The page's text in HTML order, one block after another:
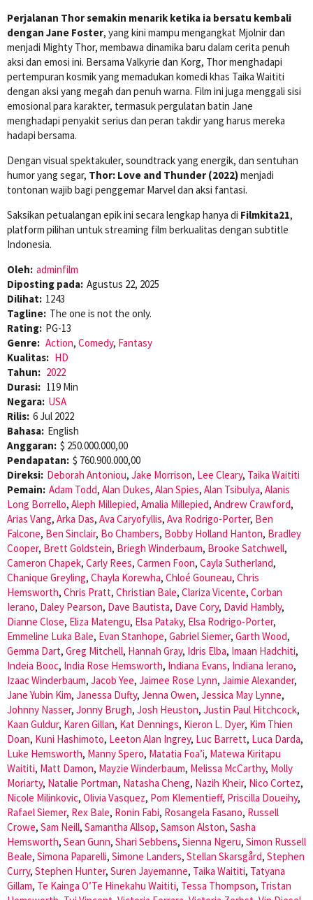
Perjalanan Thor semakin menarik ketika ia bersatu kembali
dengan Jane Foster, yang kini mampu mengangkat Mjolnir dan
menjadi Mighty Thor, membawa dinamika baru dalam cerita penuh
aksi dan emosi ini. Bersama Valkyrie dan Korg, Thor menghadapi
pertempuran kosmik yang memadukan komedi khas Taika Waititi
dengan aksi yang megah dan penuh warna. Film ini juga menggali sisi
emosional para karakter, termasuk pergulatan batin Jane
menghadapi penyakit serius dan peran takdir yang harus mereka
hadapi bersama.
Dengan visual spektakuler, soundtrack yang energik, dan sentuhan
humor yang segar, Thor: Love and Thunder (2022)menjadi
tontonan wajib bagi penggemar Marvel dan aksi fantasi.
Saksikan petualangan epik ini secara lengkap hanya di Filmkita21,
platform pilihan untuk streaming film berkualitas dengan subtitle
Indonesia.
Oleh: adminfilm
Diposting pada: Agustus 22, 2025
Dilihat: 1243
Tagline: The one is not the only.
Rating: PG-13
Genre: Action, Comedy, Fantasy
Kualitas: HD
Tahun: 2022
Durasi: 119 Min
Negara: USA
Rilis: 6 Jul 2022
Bahasa: English
Anggaran: $ 250.000.000,00
Pendapatan: $ 760.900.000,00
Direksi: Deborah Antoniou, Jake Morrison, Lee Cleary, Taika Waititi
Pemain: Adam Todd, Alan Dukes, Alan Spies, Alan Tsibulya, Alanis
Long Borrello, Aleph Millepied, Amalia Millepied, Andrew Crawford,
Arias Vang, Arka Das, Ava Caryofyllis, Ava Rodrigo-Porter, Ben
Falcone, Ben Sinclair, Bo Chambers, Bobby Holland Hanton, Bradley
Cooper, Brett Goldstein, Briegh Winderbaum, Brooke Satchwell,
Cameron Chapek, Carly Rees, Carmen Foon, Cayla Sutherland,
Chanique Greyling, Chayla Korewha, Chloé Gouneau, Chris
Hemsworth, Chris Pratt, Christian Bale, Clariza Vicente, Corban
Ierano, Daley Pearson, Dave Bautista, Dave Cory, David Hambly,
Dianne Close, Eliza Matengu, Elsa Pataky, Elsa Rodrigo-Porter,
Emmeline Luka Bale, Evan Stanhope, Gabriel Siemer, Garth Wood,
Gemma Dart, Greg Mitchell, Hannah Gray, Idris Elba, Imaan Hadchiti,
Indeia Booc, India Rose Hemsworth, Indiana Evans, Indiana Ierano,
Izaac Winderbaum, Jacob Yee, Jaimee Rose Lynn, Jaimie Alexander,
Jane Yubin Kim, Janessa Dufty, Jenna Owen, Jessica May Lynne,
Johnny Nasser, Jonny Brugh, Josh Heuston, Justin Paul Hitchcock,
Kaan Guldur, Karen Gillan, Kat Dennings, Kieron L. Dyer, Kim Thien
Doan, Kuni Hashimoto, Leeton Alan Ingrey, Luc Barrett, Luca Darda,
Luke Hemsworth, Manny Spero, Matatia Foa’i, Matewa Kiritapu
Waititi, Matt Damon, Mayzie Winderbaum, Melissa McCarthy, Molly
Moriarty, Natalie Portman, Natasha Cheng, Nazih Kheir, Nico Cortez,
Nicole Milinkovic, Olivia Vasquez, Pom Klementieff, Priscilla Doueihy,
Rafael Siemer, Rex Bale, Ronin Fabi, Rosangela Fasano, Russell
Crowe, Sam Neill, Samantha Allsop, Samson Alston, Sasha
Hemsworth, Sean Gunn, Shari Sebbens, Sienna Ngeru, Simon Russell
Beale, Simona Paparelli, Simone Landers, Stellan Skarsgård, Stephen
Curry, Stephen Hunter, Suren Jayemanne, Taika Waititi, Tatyana
Gillam, Te Kainga O’Te Hinekahu Waititi, Tessa Thompson, Tristan